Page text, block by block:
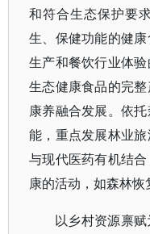
和符合生态保护要
生、保健功能的健
生产和餐饮行业体
生态健康食品的完
康养融合发展。依
能，重点发展林业
与现代医药有机结
康的活动，如森林恢
以乡村资源禀